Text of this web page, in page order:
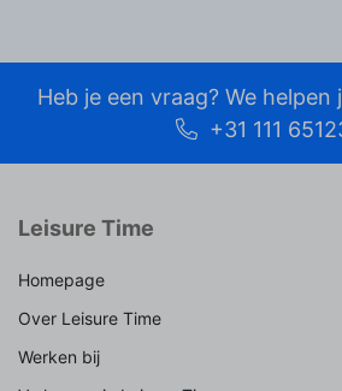
Heb je een vraag? We helpen
+31 111
Leisure Time
Homepage
Over Leisure Time
Werken bij